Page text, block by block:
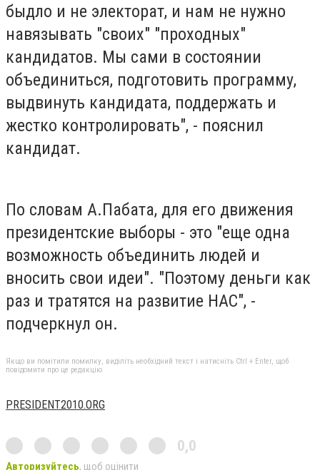
быдло и не электорат, и нам не нужно
навязывать "своих" "проходных"
кандидатов. Мы сами в состоянии
объединиться, подготовить программу,
выдвинуть кандидата, поддержать и
жестко контролировать", - пояснил
кандидат.
По словам А.Пабата, для его движения
президентские выборы - это "еще одна
возможность объединить людей и
вносить свои идеи". "Поэтому деньги как
раз и тратятся на развитие НАС", -
подчеркнул он.
Якщо ви помітили помилку, виділіть необхідний текст і натисніть Ctrl + Enter, щоб
повідомити про це редакцію
PRESIDENT2010.ORG
0,0
Авторизуйтесь, щоб оцінити